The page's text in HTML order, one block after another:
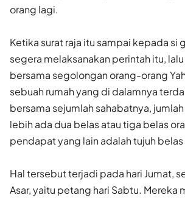
orang lagi.
Ketika surat raja itu sampai kepada si
segera melaksanakan perintah itu,
bersama segolongan orang-orang
sebuah rumah yang di dalamnya
bersama sejumlah sahabatnya,
lebih ada dua belas atau tiga belas
pendapat yang lain adalah tujuh belas
Hal tersebut terjadi pada hari Jumat,
Asar, yaitu petang hari Sabtu. Mereka